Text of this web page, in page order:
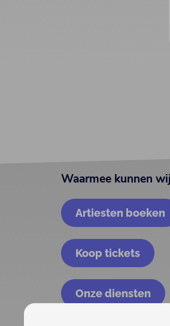
Waarmee kunnen
Artiesten boeken
Koop tickets
Onze diensten